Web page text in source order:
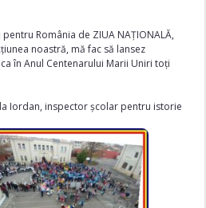
România de ZIUA NAȚIONALĂ,
noastră, mă fac să lansez
în Anul Centenarului Marii Uniri toți
Iordan, inspector școlar pentru istorie